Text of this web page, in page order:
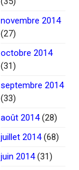
novembre 2014
(27)
octobre 2014
(31)
septembre 2014
(33)
août 2014(28)
juillet 2014(68)
juin 2014(31)